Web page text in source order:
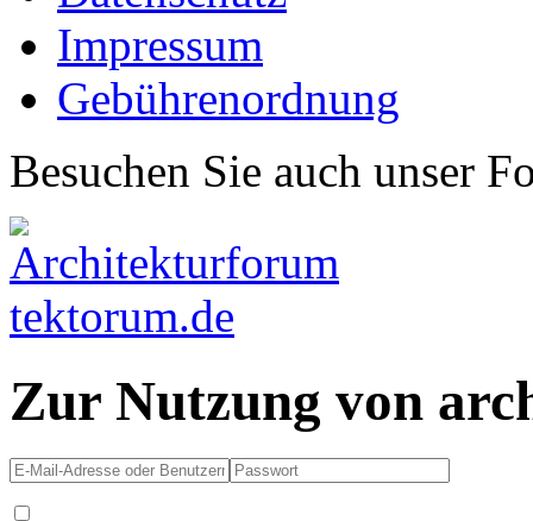
Impressum
Gebührenordnung
Besuchen Sie auch unser
Zur Nutzung von